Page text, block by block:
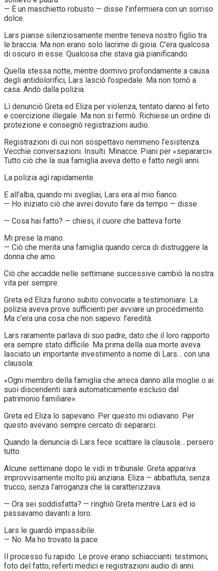
— È un maschietto robusto — disse l’infermiera con un sorriso
dolce.
Lars pianse silenziosamente mentre teneva nostro figlio tra
le braccia. Ma non erano solo lacrime di gioia. C’era qualcosa
di oscuro in esse. Qualcosa che stava già pianificando.
Quella stessa notte, mentre dormivo profondamente a causa
degli antidolorifici, Lars lasciò l’ospedale. Ma non tornò a
casa. Andò dalla polizia.
Lì denunciò Greta ed Eliza per violenza, tentato danno al feto
e coercizione illegale. Ma non si fermò. Richiese un ordine di
protezione e consegnò registrazioni audio.
Registrazioni di cui non sospettavo nemmeno l’esistenza.
Vecchie conversazioni. Insulti. Minacce. Piani per «separarci».
Tutto ciò che la sua famiglia aveva detto e fatto negli anni.
La polizia agì rapidamente.
E all’alba, quando mi svegliai, Lars era al mio fianco.
— Ho iniziato ciò che avrei dovuto fare da tempo — disse.
— Cosa hai fatto? — chiesi, il cuore che batteva forte.
Mi prese la mano.
— Ciò che merita una famiglia quando cerca di distruggere la
donna che amo.
Ciò che accadde nelle settimane successive cambiò la nostra
vita per sempre.
Greta ed Eliza furono subito convocate a testimoniare. La
polizia aveva prove sufficienti per avviare un procedimento.
Ma c’era una cosa che non sapevo: l’eredità.
Lars raramente parlava di suo padre, dato che il loro rapporto
era sempre stato difficile. Ma prima della sua morte aveva
lasciato un importante investimento a nome di Lars… con una
clausola:
«Ogni membro della famiglia che arreca danno alla moglie o ai
suoi discendenti sarà automaticamente escluso dal
patrimonio familiare».
Greta ed Eliza lo sapevano. Per questo mi odiavano. Per
questo avevano sempre cercato di separarci.
Quando la denuncia di Lars fece scattare la clausola… persero
tutto.
Alcune settimane dopo le vidi in tribunale. Greta appariva
improvvisamente molto più anziana. Eliza — abbattuta, senza
trucco, senza l’arroganza che la caratterizzava.
— Ora sei soddisfatta? — ringhiò Greta mentre Lars ed io
passavamo davanti a loro.
Lars le guardò impassibile.
— No. Ma ho trovato la pace.
Il processo fu rapido. Le prove erano schiaccianti: testimoni,
foto del fatto, referti medici e registrazioni audio di anni.